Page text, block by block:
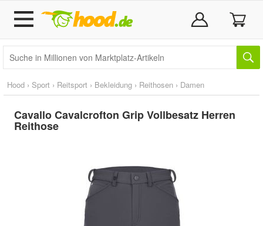
Hood › Sport › Reitsport › Bekleidung › Reithosen › Damen
Cavallo Cavalcrofton Grip Vollbesatz Herren
Reithose